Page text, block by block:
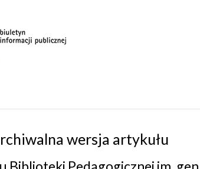
wersja artykułu